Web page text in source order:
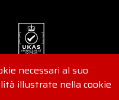
84/D, 31100 Treviso,
necessari al suo
illustrate nella cookie